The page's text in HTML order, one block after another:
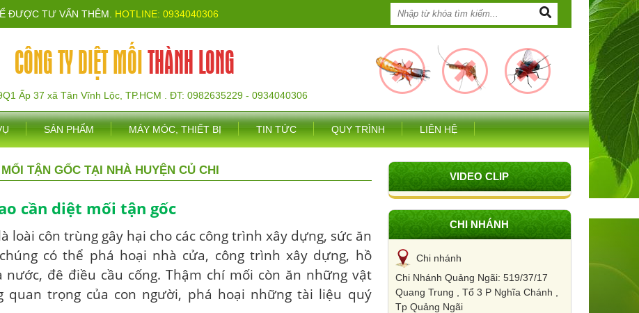
ĐƯỢC TƯ VẤN THÊM. HOTLINE: 0934040306
CÔNG TY DIỆT MỐITHÀNH LONG
Ấp 37 xã Tân Vĩnh Lộc, TP.HCM . ĐT: 0982635229 - 0934040306
SẢN PHẨM MÁY MÓC, THIẾT BỊ TIN TỨC QUY TRÌNH LIÊN HỆ
TẬN GỐC TẠI NHÀ HUYỆN CỦ CHI
cần diệt mối tận gốc
loài côn trùng gây hại cho các công trình xây dựng, sức ăn
có thể phá hoại nhà cửa, công trình xây dựng, hồ
nước, đê điều cầu cống. Thậm chí mối còn ăn những vật
quan trọng của con người, phá hoại những tài liệu quý
VIDEO CLIP
CHI NHÁNH
Chi nhánh
Chi Nhánh Quảng Ngãi: 519/37/17
Quang Trung , Tổ 3 P Nghĩa Chánh ,
Tp Quảng Ngãi